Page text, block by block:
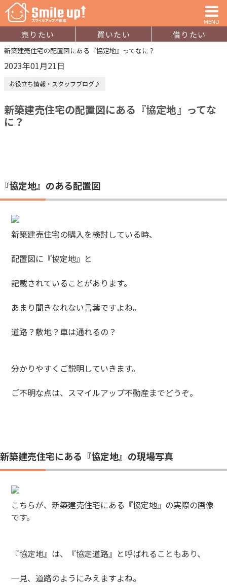
MENU
売りたい 買いたい 借りたい
新築建売住宅の配置図にある『協定地』ってなに？
2023年01月21日
お役立ち情報・スタッフブログ♪
新築建売住宅の配置図にある『協定地』ってな
に？
『協定地』のある配置図
新築建売住宅の購入を検討している時、
配置図に『協定地』と
記載されていることがあります。
あまり聞きなれない言葉ですよね。
道路？敷地？車は通れるの？
分かりやすくご説明していきます。
ご不明な点は、スマイルアップ不動産までどうぞ。
新築建売住宅にある『協定地』の現場写真
こちらが、新築建売住宅にある『協定地』の実際の画像
です。
『協定地』は、『協定道路』と呼ばれることもあり、
一見、道路のようにみえますよね。